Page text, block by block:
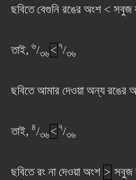
ছবিতে বেগুনি রঙের অংশ < সবুজ
তাই, ৬/৩৬<৭/৩৬
ছবিতে আমার দেওয়া অন্য রঙের
তাই, ৪/৩৬<৭/৩৬
ছবিতে রং না দেওয়া অংশ > সবুজ